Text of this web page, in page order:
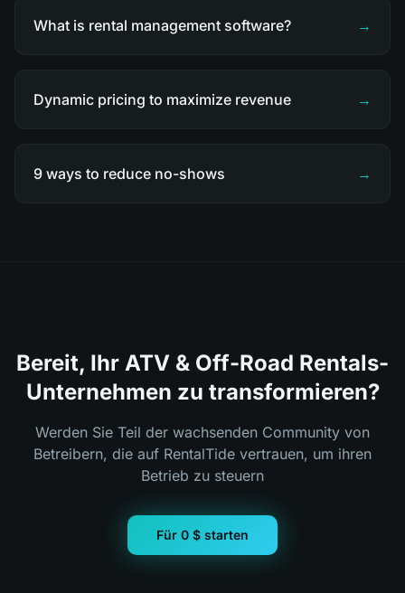
What is rental management software? →
Dynamic pricing to maximize revenue →
9 ways to reduce no-shows →
Bereit, Ihr ATV & Off-Road Rentals-
Unternehmen zu transformieren?
Werden Sie Teil der wachsenden Community von
Betreibern, die auf RentalTide vertrauen, um ihren
Betrieb zu steuern
Für 0 $ starten